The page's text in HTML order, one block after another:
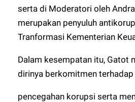
serta di Moderatori oleh
merupakan penyuluh
Tranformasi Kementerian
Dalam kesempatan itu, Gatot
dirinya berkomitmen terhadap
pencegahan korupsi serta